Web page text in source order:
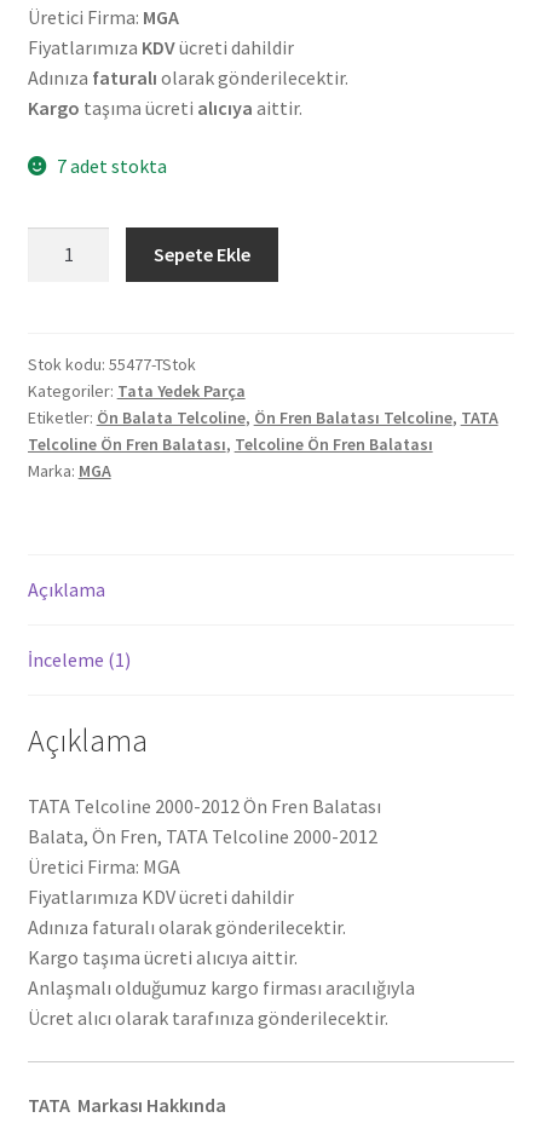
Üretici Firma: MGA
Fiyatlarımıza KDVücreti dahildir
Adınıza faturalı olarak gönderilecektir.
Kargo taşıma ücreti alıcıya aittir.
7 adet stokta
Balatası
adet
Sepete Ekle
Stok kodu: 55477-TStok
Kategoriler: Tata Yedek Parça
Etiketler: Ön Balata Telcoline, Ön Fren Balatası Telcoline, TATA
Telcoline Ön Fren Balatası, Telcoline Ön Fren Balatası
Marka: MGA
Açıklama
İnceleme (1)
Açıklama
TATA Telcoline 2000-2012 Ön Fren Balatası
Balata, Ön Fren, TATA Telcoline 2000-2012
Üretici Firma: MGA
Fiyatlarımıza KDV ücreti dahildir
Adınıza faturalı olarak gönderilecektir.
Kargo taşıma ücreti alıcıya aittir.
Anlaşmalı olduğumuz kargo firması aracılığıyla
Ücret alıcı olarak tarafınıza gönderilecektir.
TATA Markası Hakkında